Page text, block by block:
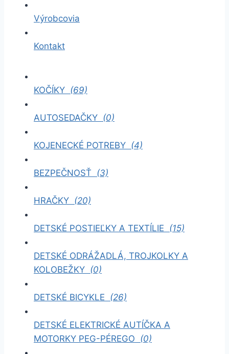
Výrobcovia
Kontakt
KOČÍKY (69)
AUTOSEDAČKY (0)
KOJENECKÉ POTREBY (4)
BEZPEČNOSŤ (3)
HRAČKY (20)
DETSKÉ POSTIEĽKY A TEXTÍLIE (15)
DETSKÉ ODRÁŽADLÁ, TROJKOLKY A
KOLOBEŽKY (0)
DETSKÉ BICYKLE (26)
DETSKÉ ELEKTRICKÉ AUTÍČKA A
MOTORKY PEG-PÉREGO (0)